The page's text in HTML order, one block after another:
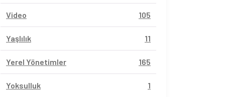
Video 105
Yaşlılık 11
Yerel Yönetimler 165
Yoksulluk 1